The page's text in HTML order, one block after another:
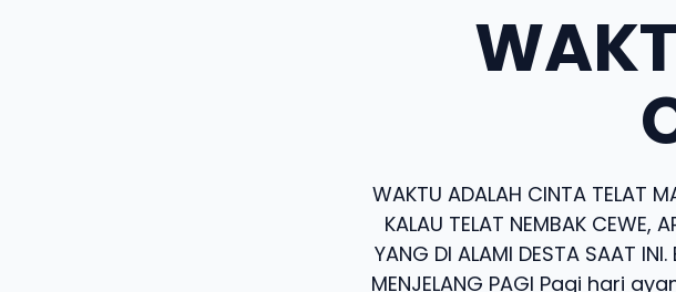
WAKTU ADALAH CINTA TELAT
KALAU TELAT NEMBAK
YANG DI ALAMI DESTA SAAT INI.
MENJELANG PAGI Pagi hari